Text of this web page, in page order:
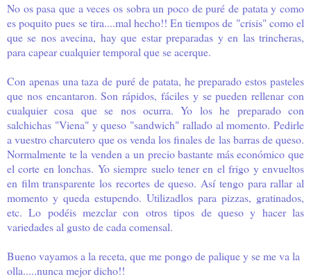
No os pasa que a veces os sobra un poco de puré de patata y como
es poquito pues se tira....mal hecho!! En tiempos de "crisis" como el
que se nos avecina, hay que estar preparadas y en las trincheras,
para capear cualquier temporal que se acerque.
Con apenas una taza de puré de patata, he preparado estos pasteles
que nos encantaron. Son rápidos, fáciles y se pueden rellenar con
cualquier cosa que se nos ocurra. Yo los he preparado con
salchichas "Viena" y queso "sandwich" rallado al momento. Pedirle
a vuestro charcutero que os venda los finales de las barras de queso.
Normalmente te la venden a un precio bastante más económico que
el corte en lonchas. Yo siempre suelo tener en el frigo y envueltos
en film transparente los recortes de queso. Así tengo para rallar al
momento y queda estupendo. Utilizadlos para pizzas, gratinados,
etc. Lo podéis mezclar con otros tipos de queso y hacer las
variedades al gusto de cada comensal.
Bueno vayamos a la receta, que me pongo de palique y se me va la
olla.....nunca mejor dicho!!